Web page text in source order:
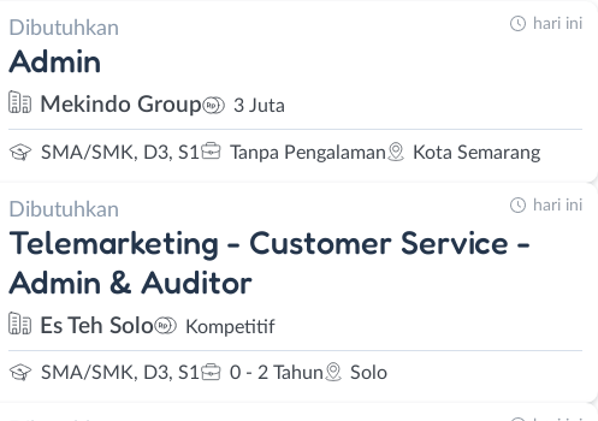
Dibutuhkan
Admin
Mekindo Group 3 Juta
SMA/SMK, D3, S1 Tanpa Pengalaman Kota Semarang
hari ini
Dibutuhkan
Telemarketing - Customer Service -
Admin & Auditor
Es Teh Solo Kompetitif
SMA/SMK, D3, S1 0 - 2 Tahun Solo
hari ini